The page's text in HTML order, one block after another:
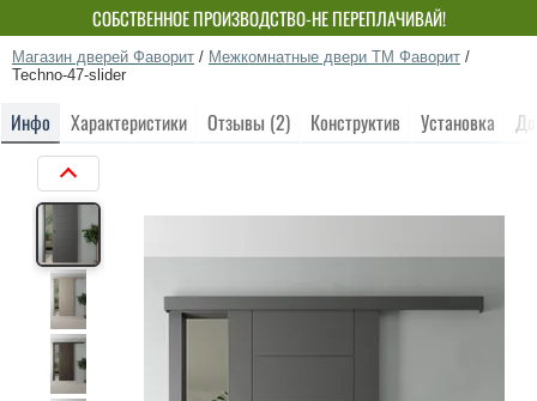
СОБСТВЕННОЕ ПРОИЗВОДСТВО-НЕ ПЕРЕПЛАЧИВАЙ!
Магазин дверей Фаворит / Межкомнатные двери ТМ Фаворит /
Techno-47-slider
Инфо Характеристики Отзывы (2) Конструктив Установка